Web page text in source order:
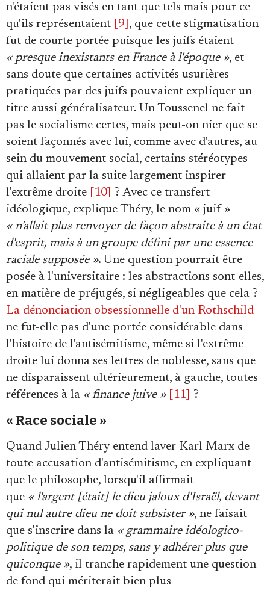
n'étaient pas visés en tant que tels mais pour ce
qu'ils représentaient
[9] , que cette stigmatisation
fut de courte portée puisque les juifs étaient
« presque inexistants en France à l'époque », et
sans doute que certaines activités usurières
pratiquées par des juifs pouvaient expliquer un
titre aussi généralisateur. Un Toussenel ne fait
pas le socialisme certes, mais peut-on nier que se
soient façonnés avec lui, comme avec d'autres, au
sein du mouvement social, certains stéréotypes
qui allaient par la suite largement inspirer
l'extrême droite
[10]
? Avec ce transfert
idéologique, explique Théry, le nom « juif »
« n'allait plus renvoyer de façon abstraite à un état
d'esprit, mais à un groupe défini par une essence
raciale supposée ». Une question pourrait être
posée à l'universitaire : les abstractions sont-elles,
en matière de préjugés, si négligeables que cela ?
La dénonciation obsessionnelle d'un Rothschild
ne fut-elle pas d'une portée considérable dans
l'histoire de l'antisémitisme, même si l'extrême
droite lui donna ses lettres de noblesse, sans que
ne disparaissent ultérieurement, à gauche, toutes
références à la « finance juive » [11] ?
« Race sociale »
Quand Julien Théry entend laver Karl Marx de
toute accusation d'antisémitisme, en expliquant
que le philosophe, lorsqu'il affirmait
que « l'argent [était] le dieu jaloux d'Israël, devant
qui nul autre dieu ne doit subsister », ne faisait
que s'inscrire dans la « grammaire idéologico-
politique de son temps, sans y adhérer plus que
quiconque », il tranche rapidement une question
de fond qui mériterait bien plus